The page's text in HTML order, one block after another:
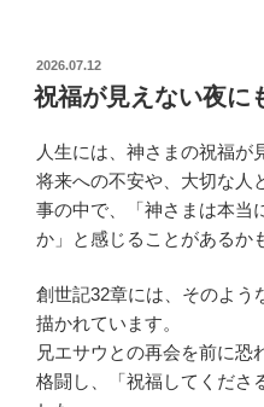
投
稿
日:
2026.07.12
祝福が見えない夜に
人生には、神さまの祝福が
将来への不安や、大切な人
事の中で、「神さまは本当
か」と感じることがあるか
創世記32章には、そのよう
描かれています。
兄エサウとの再会を前に恐
格闘し、「祝福してくださ